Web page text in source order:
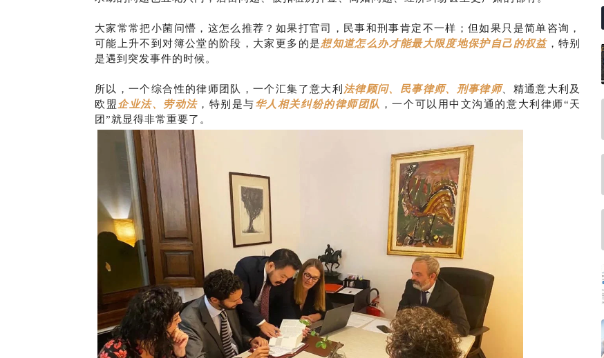
大家常常把小菌问懵，这怎么推荐？如果打官司，民事和刑事肯定不一样；但如果只是简单咨询，
可能上升不到对簿公堂的阶段，大家更多的是想知道怎么办才能最大限度地保护自己的权益，特别
是遇到突发事件的时候。
所以，一个综合性的律师团队，一个汇集了意大利 法律顾问、民事律师、刑事律师、精通意大利及
欧盟企业法、劳动法 ，特别是与华人相关纠纷的律师团队 ，一个可以用中文沟通的意大利律师“天
团”就显得非常重要了。